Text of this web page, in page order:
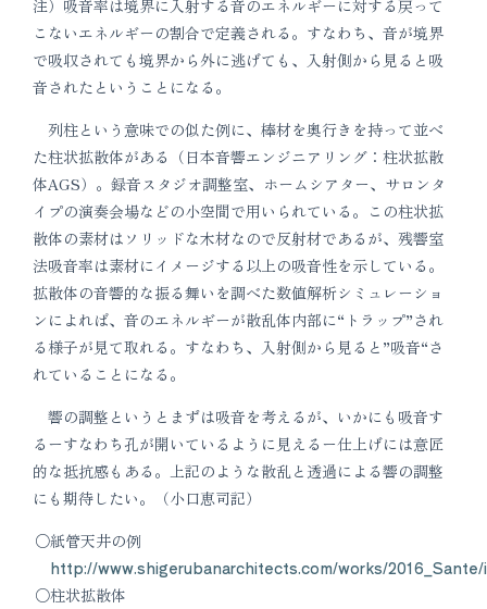
注）吸音率は境界に入射する音のエネルギーに対する戻って
こないエネルギーの割合で定義される。すなわち、音が境界
で吸収されても境界から外に逃げても、入射側から見ると吸
音されたということになる。
列柱という意味での似た例に、棒材を奥行きを持って並べ
た柱状拡散体がある（日本音響エンジニアリング：柱状拡散
体AGS）。録音スタジオ調整室、ホームシアター、サロンタ
イプの演奏会場などの小空間で用いられている。この柱状拡
散体の素材はソリッドな木材なので反射材であるが、残響室
法吸音率は素材にイメージする以上の吸音性を示している。
拡散体の音響的な振る舞いを調べた数値解析シミュレーショ
ンによれば、音のエネルギーが散乱体内部に“トラップ”され
る様子が見て取れる。すなわち、入射側から見ると”吸音“さ
れていることになる。
響の調整というとまずは吸音を考えるが、いかにも吸音す
るーすなわち孔が開いているように見えるー仕上げには意匠
的な抵抗感もある。上記のような散乱と透過による響の調整
にも期待したい。（小口恵司記）
紙管天井の例
http://www.shigerubanarchitects.com/works/
柱状拡散体